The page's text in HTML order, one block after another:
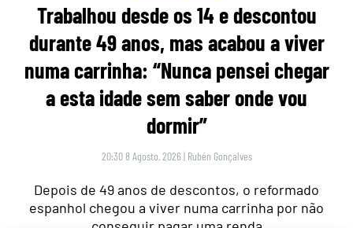
Trabalhou desde os 14 e descontou
durante 49 anos, mas acabou a viver
numa carrinha: “Nunca pensei chegar
a esta idade sem saber onde vou
dormir”
20:30 8 Agosto, 2026 | Rubén Gonçalves
Depois de 49 anos de descontos, o reformado
espanhol chegou a viver numa carrinha por não